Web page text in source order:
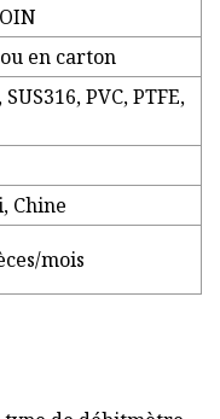
en carton
SUS316, PVC, PTFE,
Chine
mois